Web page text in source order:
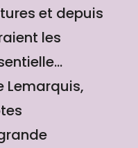
et depuis
les
Lemarquis,